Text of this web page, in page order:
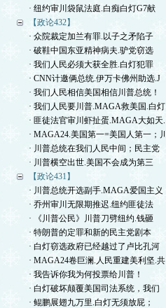
· 纽约审川袋鼠法庭.白痴白灯G7献
【政论432】
· 众院裁定加兰有罪.以子之矛陷子
· 破鞋中国东亚精神病夫.驴党窃选
· 我们人民必须大获全胜.白灯犯罪
· CNN计邀俩总统.伊万卡佛州助选.J
· 我们人民相信美国相信川普总统！
· 我们人民要川普.MAGA救美国.白灯
· 匪徒法官审川虾扯蛋.MAGA大如天.
· MAGA24.美国第一=美国人第一；川
· 川普总统在我们人民中间；民主党
· 川普横空出世.美国不会成为第三
【政论431】
· 川普总统开选副手.MAGA爱国主义
· 乔州审川无限期推迟.纽约匪徒法
· 《川普公民》川普刀劈纽约.钱砸
· 特朗普的定罪和新的民主党剧本
· 白灯窃选政府已经越过了卢比孔河
· MAGA24卷巨澜.人民重建美利坚.共
· 我告诉你我为何投票给川普！
· 白灯破坏颠覆美国司法系统，我们
· 鲲鹏展翅九万里.白灯无须放屁；